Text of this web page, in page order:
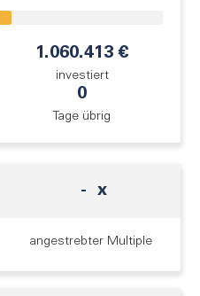
1.060.413 €
investiert
0
Tage übrig
- x
angestrebter Multiple